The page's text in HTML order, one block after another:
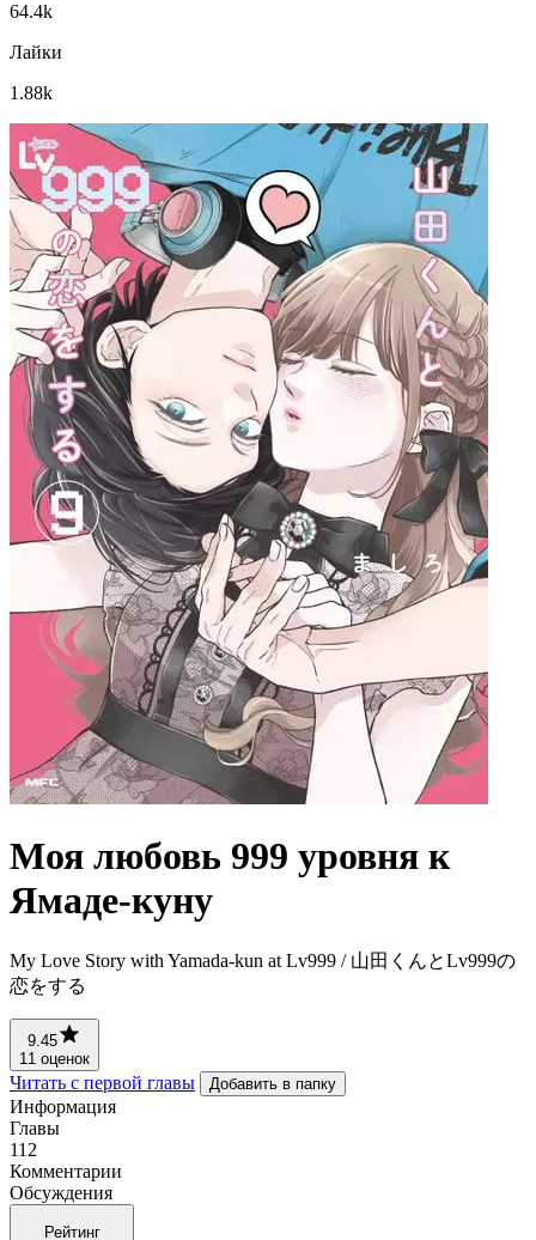
64.4k
Лайки
1.88k
Моя любовь 999 уровня к
Ямаде-куну
My Love Story with Yamada-kun at Lv999 / 山田くんとLv999の
恋をする
9.45
11 оценок
Читать с первой главы Добавить в папку
Информация
Главы
112
Комментарии
Обсуждения
Рейтинг